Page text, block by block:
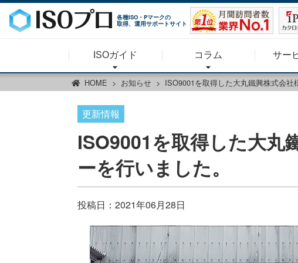
各種ISO・Pマークの
取得、運用サポートサイト
ISOガイド コラム サー
HOME お知らせ ISO9001を取得した大丸鐵興株式会社
更新情報
ISO9001を取得した大丸
ーを行いました。
投稿日： 2021年06月28日